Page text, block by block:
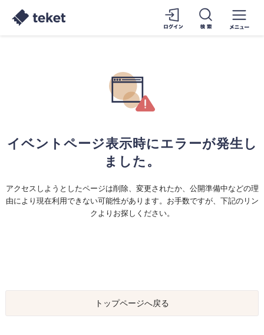
イベントページ表示時にエラーが発生し
ました。
アクセスしようとしたページは削除、変更されたか、公開準備中などの理
由により現在利用できない可能性があります。お手数ですが、下記のリン
クよりお探しください。
トップページへ戻る